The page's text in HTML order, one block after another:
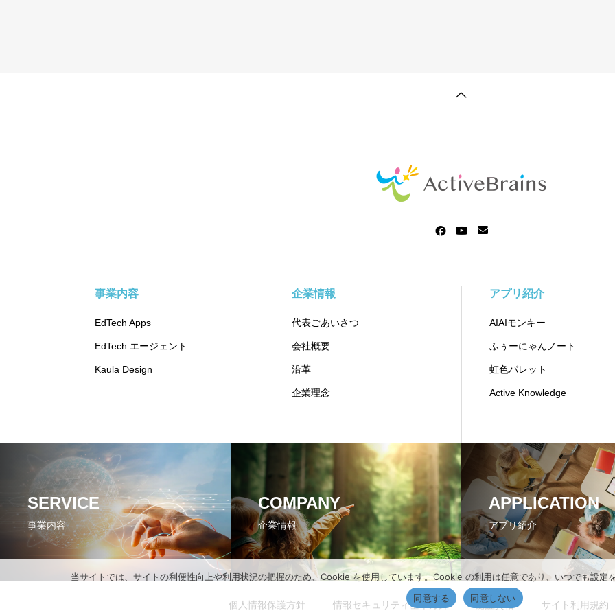
事業内容
EdTech Apps
EdTech エージェント
Kaula Design
企業情報
代表ごあいさつ
会社概要
沿革
企業理念
アプリ紹介
AIAIモンキー
ふぅーにゃんノート
虹色パレット
Active Knowledge
SERVICE
事業内容
COMPANY
企業情報
APPLICATION
アプリ紹介
個人情報保護方針 情報セキュリティ基本方針 認証資格 サイト利用規約
当サイトでは、サイトの利便性向上や利用状況の把握のため、Cookie を使用しています。Cookie の利用は任意であり、いつでも設定
同意する
同意しない